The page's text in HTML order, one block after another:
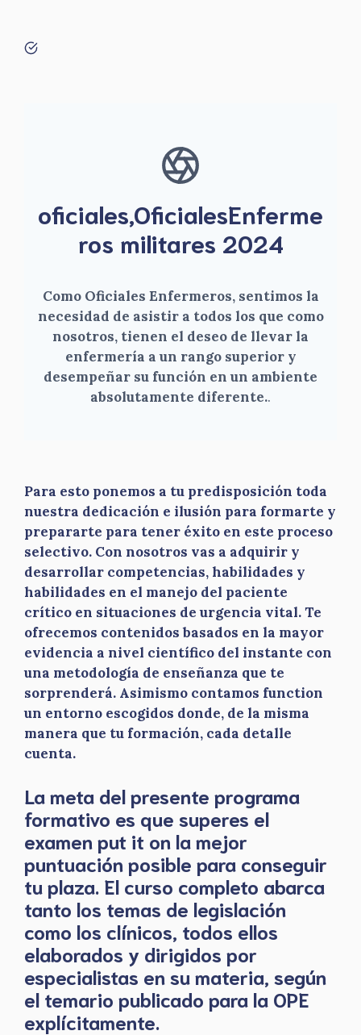
oficiales,OficialesEnferme
ros militares 2024
Como Oficiales Enfermeros, sentimos la
necesidad de asistir a todos los que como
nosotros, tienen el deseo de llevar la
enfermería a un rango superior y
desempeñar su función en un ambiente
absolutamente diferente..
Para esto ponemos a tu predisposición toda
nuestra dedicación e ilusión para formarte y
prepararte para tener éxito en este proceso
selectivo. Con nosotros vas a adquirir y
desarrollar competencias, habilidades y
habilidades en el manejo del paciente
crítico en situaciones de urgencia vital. Te
ofrecemos contenidos basados en la mayor
evidencia a nivel científico del instante con
una metodología de enseñanza que te
sorprenderá. Asimismo contamos function
un entorno escogidos donde, de la misma
manera que tu formación, cada detalle
cuenta.
La meta del presente programa
formativo es que superes el
examen put it on la mejor
puntuación posible para conseguir
tu plaza. El curso completo abarca
tanto los temas de legislación
como los clínicos, todos ellos
elaborados y dirigidos por
especialistas en su materia, según
el temario publicado para la OPE
explícitamente.